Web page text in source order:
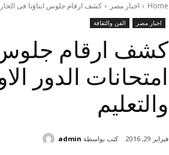
Home اخبار مصر كشف ارقام جلوس ابناؤنا فى الخارج لاداء
اخبار مصر الفن والثقافة
كشف ارقام جلوس
والتعليم
فبراير 29, 2016 كتب بواسطة admin